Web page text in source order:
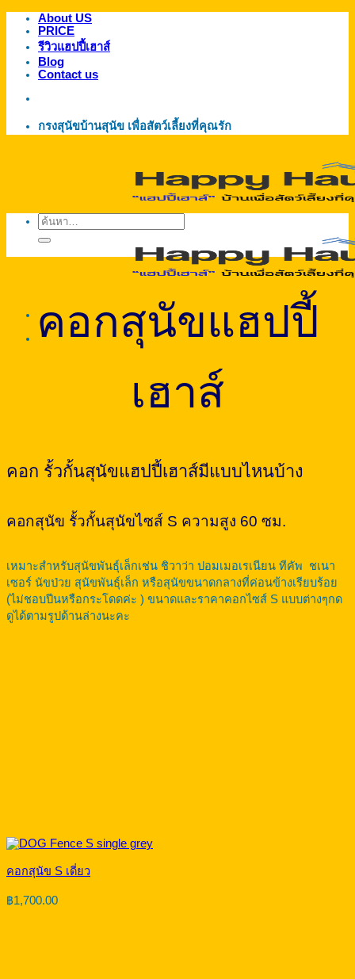
ข้าม
เนื้อหา
About US
PRICE
รีวิวแฮปปี้เฮาส์
Blog
Contact us
กรงสุนัขบ้านสุนัข เพื่อสัตว์เลี้ยงที่คุณรัก
ค้นหา:
คอกสุนัขแฮปปี้
เฮาส์
คอก รั้วกั้นสุนัขแฮปปี้เฮาส์มีแบบไหนบ้าง
คอกสุนัข รั้วกั้นสุนัขไซส์ S ความสูง 60 ซม.
เหมาะสำหรับสุนัขพันธุ์เล็กเช่น ชิวาว่า ปอมเมอเรเนียน ทีคัพ ชเนา
เซอร์ นัขป่วย สุนัขพันธุ์เล็ก หรือสุนัขขนาดกลางที่ค่อนข้างเรียบร้อย
(ไม่ชอบปีนหรือกระโดดค่ะ ) ขนาดและราคาคอกไซส์ S แบบต่างๆกด
ดูได้ตามรูปด้านล่างนะคะ
คอกสุนัข S เดี่ยว
฿1,700.00